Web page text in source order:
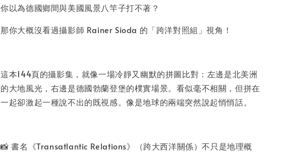
你以為德國鄉間與美國風景八竿子打不著？
那你大概沒看過攝影師 Rainer Sioda 的「跨洋對照組」視角！
這本144頁的攝影集，就像一場冷靜又幽默的拼圖比對：左邊是北美洲
的大地風光，右邊是德國勃蘭登堡的樸實場景。看似毫不相關，但拼在
一起卻激起一種說不出的既視感。像是地球的兩端突然說起悄悄話。
📸 書名《Transatlantic Relations》（跨大西洋關係）不只是地理概